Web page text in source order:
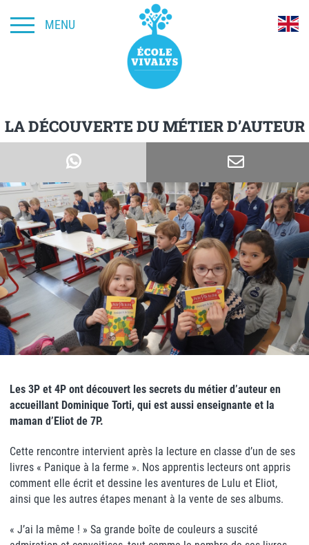
MENU
LA DÉCOUVERTE DU MÉTIER D’AUTEUR
Les 3P et 4P ont découvert les secrets du métier d’auteur en
accueillant Dominique Torti, qui est aussi enseignante et la
maman d’Eliot de 7P.
Cette rencontre intervient après la lecture en classe d’un de ses
livres « Panique à la ferme ». Nos apprentis lecteurs ont appris
comment elle écrit et dessine les aventures de Lulu et Eliot,
ainsi que les autres étapes menant à la vente de ses albums.
« J’ai la même ! » Sa grande boîte de couleurs a suscité